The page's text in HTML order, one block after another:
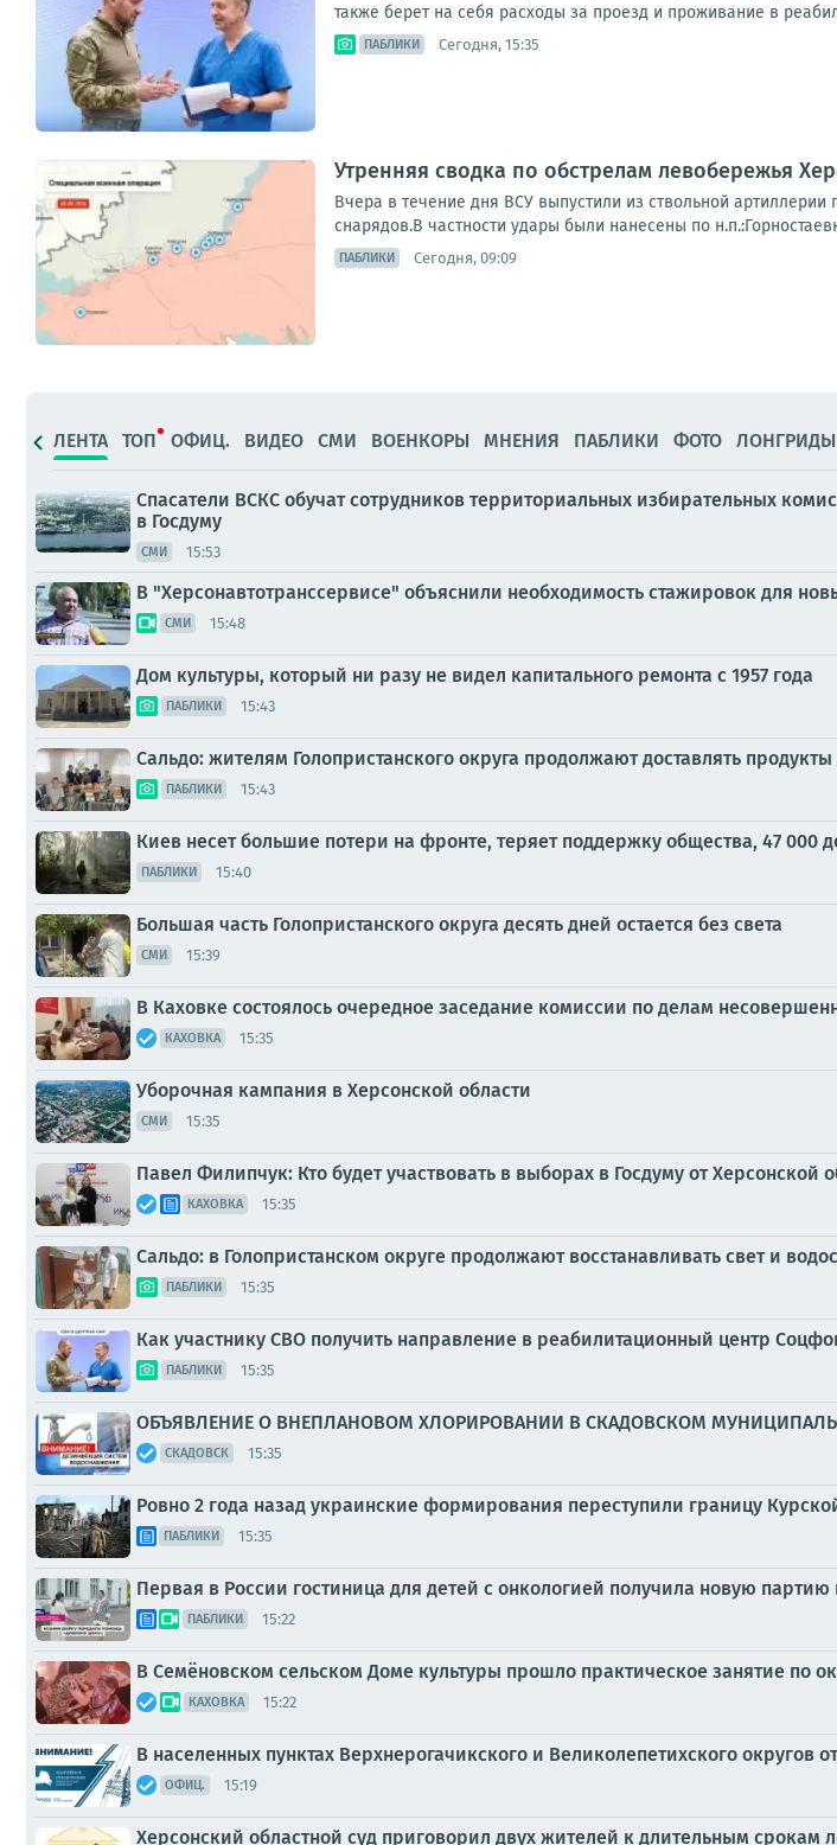
также берет на себя расходы за проезд и проживание в
ПАБЛИКИ Сегодня, 15:35
Утренняя сводка по обстрелам левобережья
Вчера в течение дня ВСУ выпустили из ствольной
снарядов.В частности удары были нанесены по
ПАБЛИКИ Сегодня, 09:09
ЛЕНТА ТОП ОФИЦ. ВИДЕО СМИ ВОЕНКОРЫ МНЕНИЯ ПАБЛИКИ ФОТО ЛОНГРИДЫ
Спасатели ВСКС обучат сотрудников территориальных избирательных
в Госдуму
СМИ 15:53
В "Херсонавтотранссервисе" объяснили необходимость стажировок для
СМИ 15:48
Дом культуры, который ни разу не видел капитального ремонта с 1957 года
ПАБЛИКИ 15:43
Сальдо: жителям Голопристанского округа продолжают доставлять
ПАБЛИКИ 15:43
Киев несет большие потери на фронте, теряет поддержку общества, 47 000
ПАБЛИКИ 15:40
Большая часть Голопристанского округа десять дней остается без света
СМИ 15:39
В Каховке состоялось очередное заседание комиссии по делам
КАХОВКА 15:35
Уборочная кампания в Херсонской области
СМИ 15:35
Павел Филипчук: Кто будет участвовать в выборах в Госдуму от Херсонской
КАХОВКА 15:35
Сальдо: в Голопристанском округе продолжают восстанавливать свет и
ПАБЛИКИ 15:35
Как участнику СВО получить направление в реабилитационный центр
ПАБЛИКИ 15:35
ОБЪЯВЛЕНИЕ О ВНЕПЛАНОВОМ ХЛОРИРОВАНИИ В СКАДОВСКОМ
СКАДОВСК 15:35
Ровно 2 года назад украинские формирования переступили границу
ПАБЛИКИ 15:35
Первая в России гостиница для детей с онкологией получила новую
ПАБЛИКИ 15:22
В Семёновском сельском Доме культуры прошло практическое занятие по
КАХОВКА 15:22
В населенных пунктах Верхнерогачикского и Великолепетихского округов
ОФИЦ. 15:19
Херсонский областной суд приговорил двух жителей к длительным срокам